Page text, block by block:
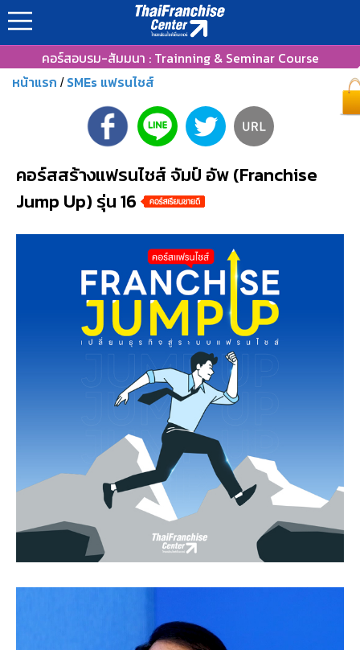
คอร์สอบรม-สัมมนา : Trainning & Seminar Course
หน้าแรก / SMEs แฟรนไชส์
คอร์สสร้างแฟรนไชส์ จัมป์ อัพ (Franchise
Jump Up) รุ่น 16